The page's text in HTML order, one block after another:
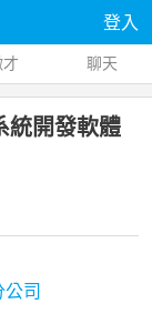
登入
聊天
統開發軟體
公司